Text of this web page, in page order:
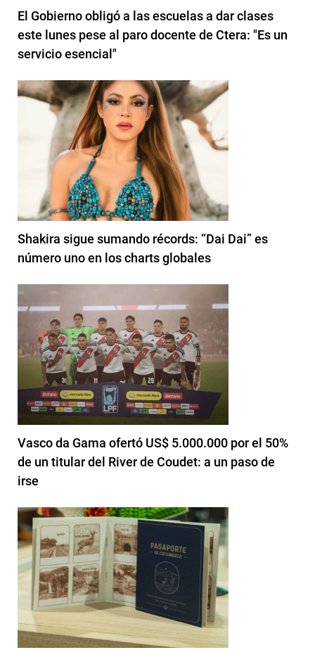
El Gobierno obligó a las escuelas a dar clases
este lunes pese al paro docente de Ctera: "Es un
servicio esencial"
Shakira sigue sumando récords: “Dai Dai” es
número uno en los charts globales
Vasco da Gama ofertó US$ 5.000.000 por el 50%
de un titular del River de Coudet: a un paso de
irse